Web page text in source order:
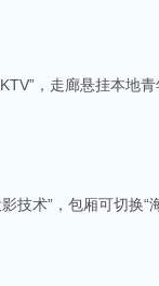
，走廊悬挂本地
技术”，包厢可切换